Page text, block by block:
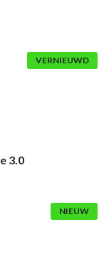
VERNIEUWD
3.0
NIEUW